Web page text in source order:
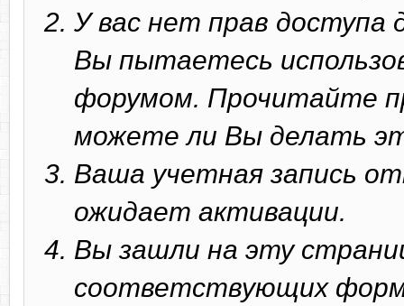
У вас нет прав
Вы пытаетесь
форумом. Прочитайте
можете ли Вы делать
Ваша учетная запись
ожидает активации.
Вы зашли на эту
соответствующих форм